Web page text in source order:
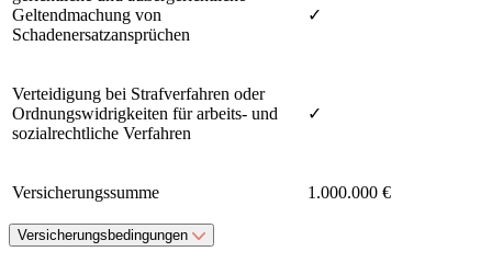
Geltendmachung von
Schadenersatzansprüchen
✓
Verteidigung bei Strafverfahren oder
Ordnungswidrigkeiten für arbeits- und
sozialrechtliche Verfahren
✓
Versicherungssumme 1.000.000 €
Versicherungsbedingungen